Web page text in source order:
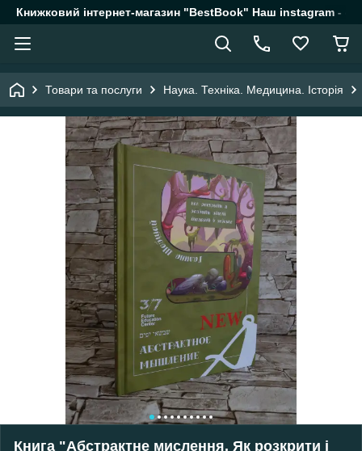
Книжковий інтернет-магазин "BestBook" Наш instagram -
Товари та послуги Наука. Техніка. Медицина. Історія
Книга "Абстрактне мислення. Як розкрити і